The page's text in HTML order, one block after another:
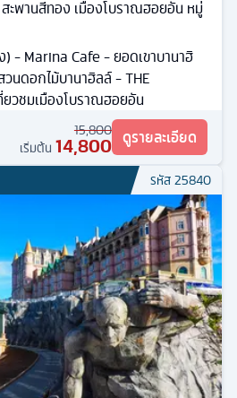
ะพานสีทอง เมืองโบราณฮอยอัน หมู่
- Marina Cafe - ยอดเขาบานาฮิ
นดอกไม้บานาฮิลล์ - THE
ยวชมเมืองโบราณฮอยอัน
15,800
เริ่มต้น 14,800 ดูรายละเอียด
รหัส25840